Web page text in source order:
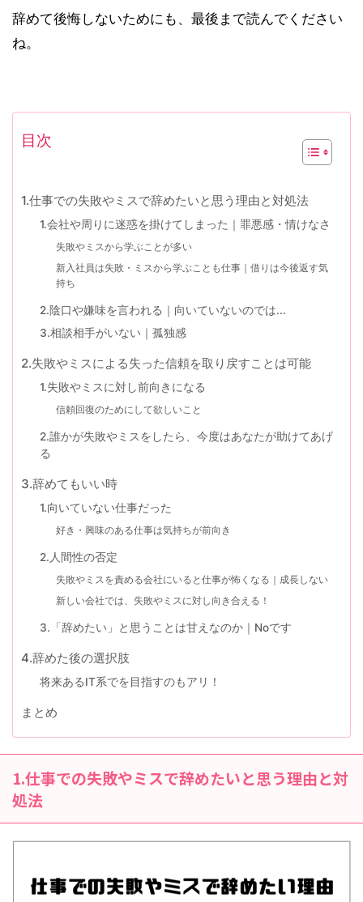
辞めて後悔しないためにも、最後まで読んでください
ね。
目次
1.仕事での失敗やミスで辞めたいと思う理由と対処法
1.会社や周りに迷惑を掛けてしまった｜罪悪感・情けなさ
失敗やミスから学ぶことが多い
新入社員は失敗・ミスから学ぶことも仕事｜借りは今後返す気
持ち
2.陰口や嫌味を言われる｜向いていないのでは...
3.相談相手がいない｜孤独感
2.失敗やミスによる失った信頼を取り戻すことは可能
1.失敗やミスに対し前向きになる
信頼回復のためにして欲しいこと
2.誰かが失敗やミスをしたら、今度はあなたが助けてあげ
る
3.辞めてもいい時
1.向いていない仕事だった
好き・興味のある仕事は気持ちが前向き
2.人間性の否定
失敗やミスを責める会社にいると仕事が怖くなる｜成長しない
新しい会社では、失敗やミスに対し向き合える！
3.「辞めたい」と思うことは甘えなのか｜Noです
4.辞めた後の選択肢
将来あるIT系でを目指すのもアリ！
まとめ
1.仕事での失敗やミスで辞めたいと思う理由と対
処法